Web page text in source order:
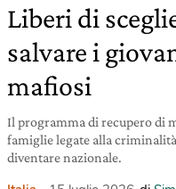
Liberi di
salvare i
mafiosi
Il programma di recupero di
famiglie legate alla
diventare nazionale.